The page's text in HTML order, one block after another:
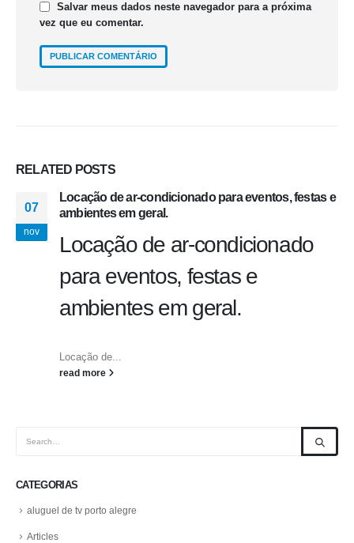
Salvar meus dados neste navegador para a próxima
vez que eu comentar.
RELATED POSTS
07
nov
Locação de ar-condicionado para eventos, festas e
ambientes em geral.
Locação de ar-condicionado
para eventos, festas e
ambientes em geral.
Locação de...
read more
CATEGORIAS
aluguel de tv porto alegre
Articles